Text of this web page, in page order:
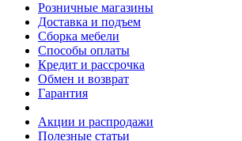
Розничные магазины
Доставка и подъем
Сборка мебели
Способы оплаты
Кредит и рассрочка
Обмен и возврат
Гарантия
Акции и распродажи
Полезные статьи